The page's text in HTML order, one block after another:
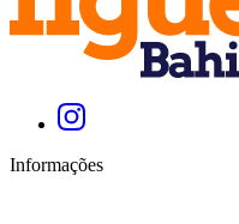
Informações